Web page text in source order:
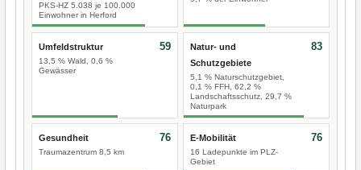
PKS-HZ 5.038 je 100.000
Einwohner in Herford
Umfeldstruktur
13,5 % Wald, 0,6 %
Gewässer
59
Natur- und
Schutzgebiete
5,1 % Naturschutzgebiet,
0,1 % FFH, 62,2 %
Landschaftsschutz, 29,7 %
Naturpark
83
Gesundheit
Traumazentrum 8,5 km
76 E-Mobilität
16 Ladepunkte im PLZ-
Gebiet
76